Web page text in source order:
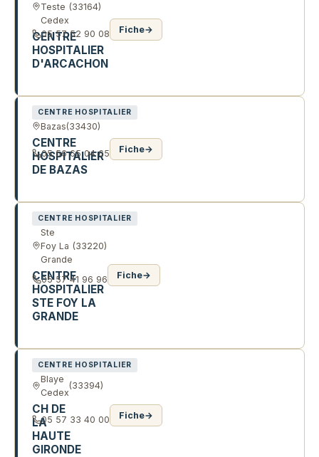
Teste
Cedex
(33164)
CENTRE
HOSPITALIER
D'ARCACHON
05 57 52 90 08 Fiche→
CENTRE HOSPITALIER
Bazas(33430)
CENTRE
HOSPITALIER
DE BAZAS
05 56 65 04 65 Fiche→
CENTRE HOSPITALIER
Ste
Foy La
Grande
(33220)
CENTRE
HOSPITALIER
STE FOY LA
GRANDE
05 57 41 96 96 Fiche→
CENTRE HOSPITALIER
Blaye
Cedex
(33394)
CH DE
LA
HAUTE
GIRONDE
05 57 33 40 00 Fiche→